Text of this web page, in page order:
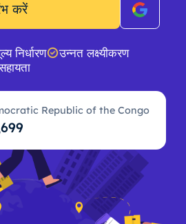
करें
निर्धारण
उन्नत लक्ष्यीकरण
Republic of the Congo